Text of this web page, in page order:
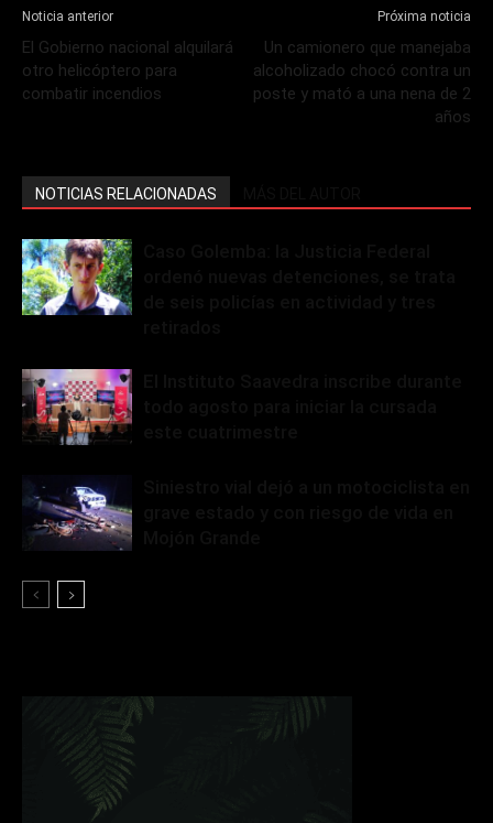
Noticia anterior
El Gobierno nacional alquilará
otro helicóptero para
combatir incendios
Próxima noticia
Un camionero que manejaba
alcoholizado chocó contra un
poste y mató a una nena de 2
años
NOTICIAS RELACIONADAS